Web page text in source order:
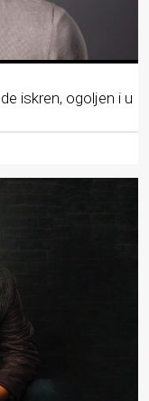
iskren, ogoljen i u